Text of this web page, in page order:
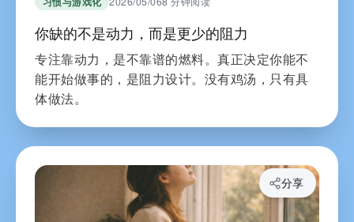
你缺的不是动力，而是更少的阻力
专注靠动力，是不靠谱的燃料。真正决定你能不
能开始做事的，是阻力设计。没有鸡汤，只有具
体做法。
分享